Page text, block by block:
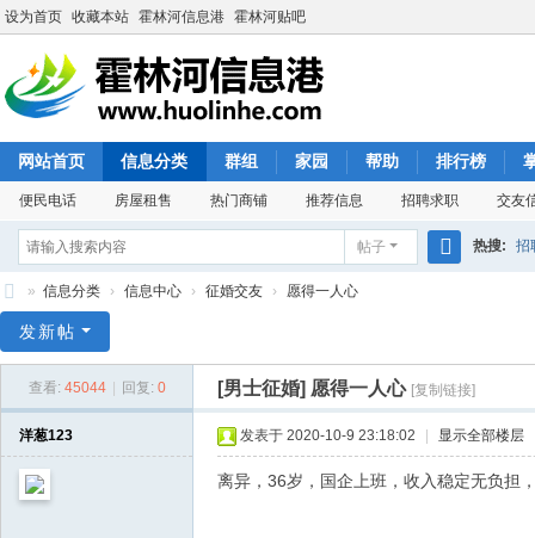
设为首页 收藏本站 霍林河信息港 霍林河贴吧
网站首页 信息分类 群组 家园 帮助 排行榜
便民电话 房屋租售 热门商铺 推荐信息 招聘求职 交友
帖子 热搜: 招
林
» 信息分类 › 信息中心 › 征婚交友 › 愿得一人心
发新帖
查看: 45044 回复: 0 [男士征婚] 愿得一人心 [复制链接]
洋葱123 发表于 2020-10-9 23:18:02 显示全部楼层
离异，36岁，国企上班，收入稳定无负担